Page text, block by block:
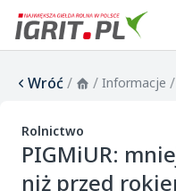
Wróć/ / Informacje /
Rolnictwo
PIGMiUR:
niż przed